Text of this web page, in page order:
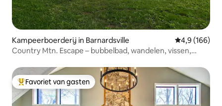
Kampeerboerderij in Barnardsville Gemiddelde
4,9 (166)
Country Mtn. Escape – bubbelbad, wandelen, vissen,
Topfavoriet van gasten
Favoriet van gasten